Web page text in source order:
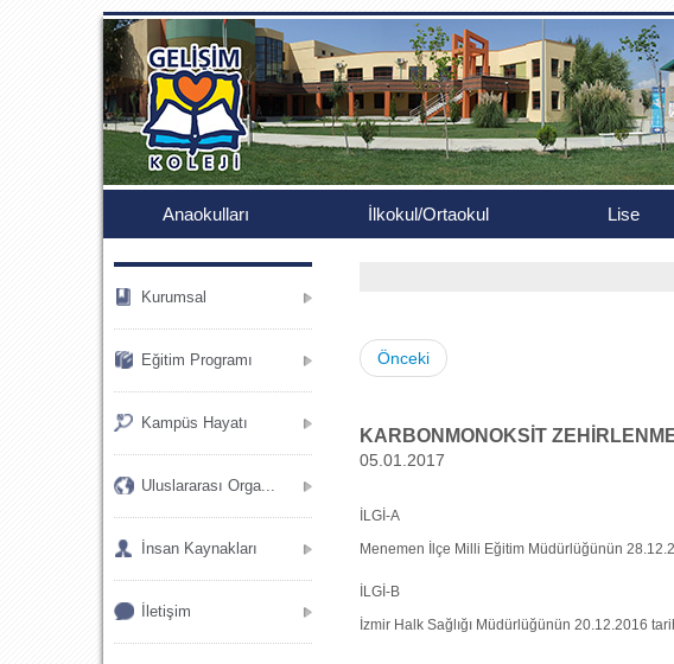
.
Anaokulları İlkokul/Ortaokul Lise
Kurumsal
Eğitim Programı
Kampüs Hayatı
Uluslararası Orga...
İnsan Kaynakları
İletişim
Önceki
KARBONMONOKSİT
05.01.2017
İLGİ-A
Menemen İlçe Milli Eğitim Müdürlüğünün
İLGİ-B
İzmir Halk Sağlığı Müdürlüğünün 20.12.2016